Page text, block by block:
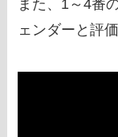
また、1～4番
ェンダーと評